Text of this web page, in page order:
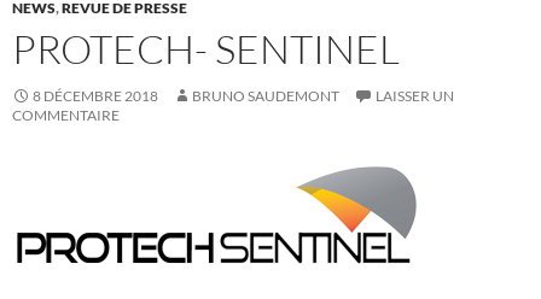
NEWS,REVUE DE PRESSE
PROTECH- SENTINEL
8 DÉCEMBRE 2018 BRUNO SAUDEMONT
LAISSER UN
COMMENTAIRE